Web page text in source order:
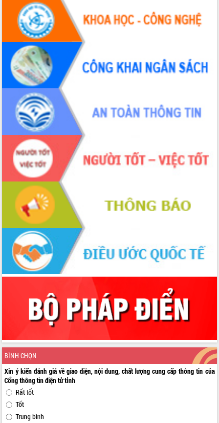
BÌNH CHỌN
Xin ý kiến đánh giá về giao diện, nội dung, chất lượng cung cấp thông tin của
Cổng thông tin điện tử tỉnh
Rất tốt
Tốt
Trung bình